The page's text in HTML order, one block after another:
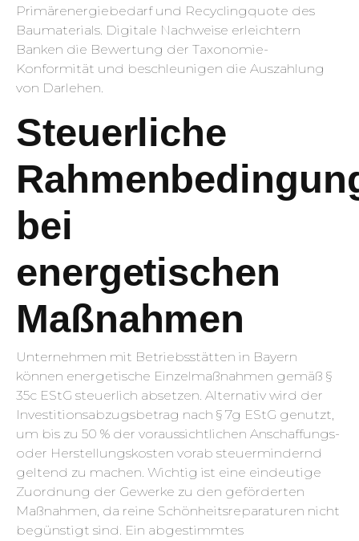
Primärenergiebedarf und Recyclingquote des
Baumaterials. Digitale Nachweise erleichtern
Banken die Bewertung der Taxonomie-
Konformität und beschleunigen die Auszahlung
von Darlehen.
Steuerliche
bei
energetischen
Maßnahmen
Unternehmen mit Betriebsstätten in Bayern
können energetische Einzelmaßnahmen gemäß §
35c EStG steuerlich absetzen. Alternativ wird der
Investitionsabzugsbetrag nach § 7g EStG genutzt,
um bis zu 50 % der voraussichtlichen Anschaffungs-
oder Herstellungskosten vorab steuermindernd
geltend zu machen. Wichtig ist eine eindeutige
Zuordnung der Gewerke zu den geförderten
Maßnahmen, da reine Schönheitsreparaturen nicht
begünstigt sind. Ein abgestimmtes